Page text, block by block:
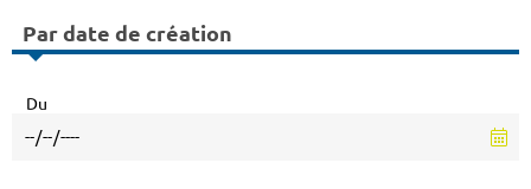
Par date de création
Du